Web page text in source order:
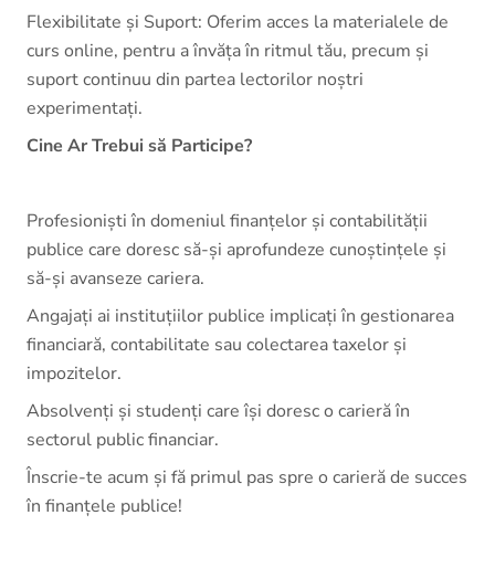
Flexibilitate și Suport: Oferim acces la materialele de
curs online, pentru a învăța în ritmul tău, precum și
suport continuu din partea lectorilor noștri
experimentați.
Cine Ar Trebui să Participe?
Profesioniști în domeniul finanțelor și contabilității
publice care doresc să-și aprofundeze cunoștințele și
să-și avanseze cariera.
Angajați ai instituțiilor publice implicați în gestionarea
financiară, contabilitate sau colectarea taxelor și
impozitelor.
Absolvenți și studenți care își doresc o carieră în
sectorul public financiar.
Înscrie-te acum și fă primul pas spre o carieră de succes
în finanțele publice!